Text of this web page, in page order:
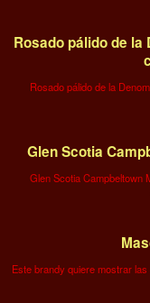
Rosado pálido de
Rosado pálido de la
Glen Scotia
Glen Scotia Campbeltown
Este brandy quiere mostrar